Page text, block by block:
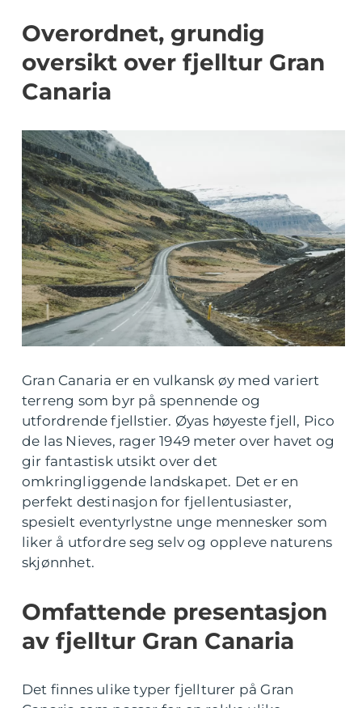
Overordnet, grundig
oversikt over fjelltur Gran
Canaria
Gran Canaria er en vulkansk øy med variert
terreng som byr på spennende og
utfordrende fjellstier. Øyas høyeste fjell, Pico
de las Nieves, rager 1949 meter over havet og
gir fantastisk utsikt over det
omkringliggende landskapet. Det er en
perfekt destinasjon for fjellentusiaster,
spesielt eventyrlystne unge mennesker som
liker å utfordre seg selv og oppleve naturens
skjønnhet.
Omfattende presentasjon
av fjelltur Gran Canaria
Det finnes ulike typer fjellturer på Gran